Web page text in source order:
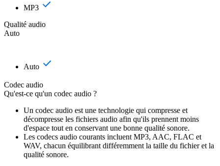
MP3
Qualité audio
Auto
Auto
Codec audio
Qu'est-ce qu'un codec audio ?
Un codec audio est une technologie qui compresse et
décompresse les fichiers audio afin qu'ils prennent moins
d'espace tout en conservant une bonne qualité sonore.
Les codecs audio courants incluent MP3, AAC, FLAC et
WAV, chacun équilibrant différemment la taille du fichier et la
qualité sonore.